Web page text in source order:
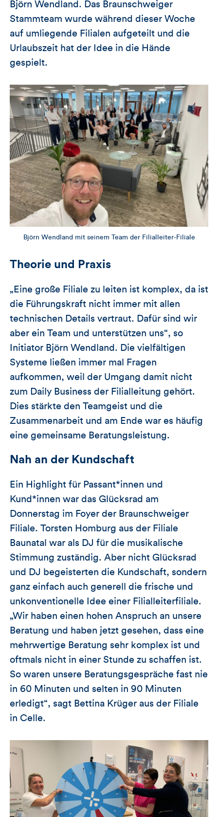
Björn Wendland. Das Braunschweiger
Stammteam wurde während dieser Woche
auf umliegende Filialen aufgeteilt und die
Urlaubszeit hat der Idee in die Hände
gespielt.
Björn Wendland mit seinem Team der Filialleiter-Filiale
Theorie und Praxis
„Eine große Filiale zu leiten ist komplex, da ist
die Führungskraft nicht immer mit allen
technischen Details vertraut. Dafür sind wir
aber ein Team und unterstützen uns“, so
Initiator Björn Wendland. Die vielfältigen
Systeme ließen immer mal Fragen
aufkommen, weil der Umgang damit nicht
zum Daily Business der Filialleitung gehört.
Dies stärkte den Teamgeist und die
Zusammenarbeit und am Ende war es häufig
eine gemeinsame Beratungsleistung.
Nah an der Kundschaft
Ein Highlight für Passant*innen und
Kund*innen war das Glücksrad am
Donnerstag im Foyer der Braunschweiger
Filiale. Torsten Homburg aus der Filiale
Baunatal war als DJ für die musikalische
Stimmung zuständig. Aber nicht Glücksrad
und DJ begeisterten die Kundschaft, sondern
ganz einfach auch generell die frische und
unkonventionelle Idee einer Filialleiterfiliale.
„Wir haben einen hohen Anspruch an unsere
Beratung und haben jetzt gesehen, dass eine
mehrwertige Beratung sehr komplex ist und
oftmals nicht in einer Stunde zu schaffen ist.
So waren unsere Beratungsgespräche fast nie
in 60 Minuten und selten in 90 Minuten
erledigt“, sagt Bettina Krüger aus der Filiale
in Celle.